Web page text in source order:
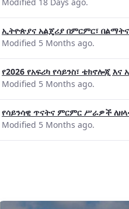
ኢትዮጵያና አልጄሪያ በምርምር፣ በልማትና
Modified 5 Months ago.
የ2026 የአፍሪካ የሳይንስ፣ ቴክኖሎጂ
Modified 5 Months ago.
የሳይንሳዊ ጥናትና ምርምር ሥራዎች
Modified 5 Months ago.